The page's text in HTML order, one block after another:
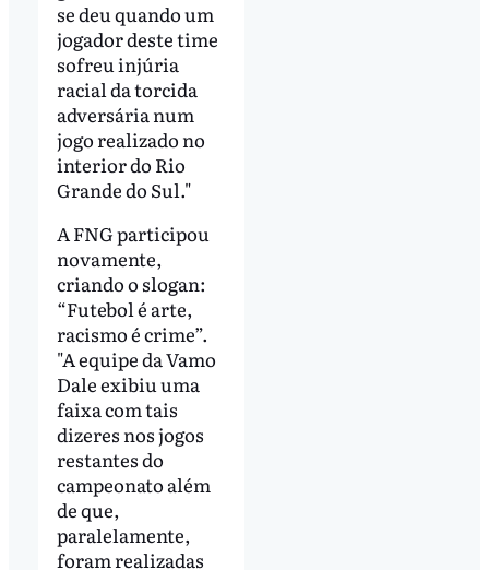
se deu quando um
jogador deste time
sofreu injúria
racial da torcida
adversária num
jogo realizado no
interior do Rio
Grande do Sul."
A FNG participou
novamente,
criando o slogan:
“Futebol é arte,
racismo é crime”.
"A equipe da Vamo
Dale exibiu uma
faixa com tais
dizeres nos jogos
restantes do
campeonato além
de que,
paralelamente,
foram realizadas